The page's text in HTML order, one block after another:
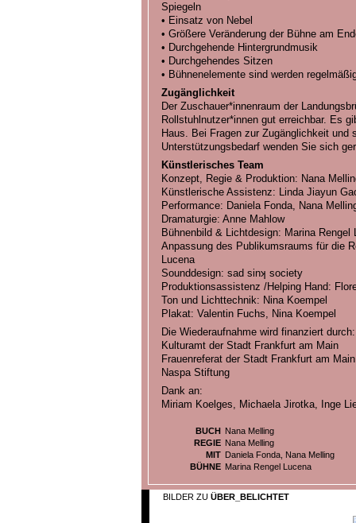
Spiegeln
• Einsatz von Nebel
• Größere Veränderung der Bühne am
• Durchgehende Hintergrundmusik
• Durchgehendes Sitzen
• Bühnenelemente sind werden
Zugänglichkeit
Der Zuschauer*innenraum der
Rollstuhlnutzer*innen gut erreichbar. Es
Haus. Bei Fragen zur Zugänglichkeit und
Unterstützungsbedarf wenden Sie sich
Künstlerisches Team
Konzept, Regie & Produktion: Nana
Künstlerische Assistenz: Linda Jiayun
Performance: Daniela Fonda, Nana
Dramaturgie: Anne Mahlow
Bühnenbild & Lichtdesign: Marina Rengel
Anpassung des Publikumsraums für die
Lucena
Sounddesign: sad sinʞ society
Produktionsassistenz /Helping Hand:
Ton und Lichttechnik: Nina Koempel
Plakat: Valentin Fuchs, Nina Koempel
Die Wiederaufnahme wird finanziert durch:
Kulturamt der Stadt Frankfurt am Main
Frauenreferat der Stadt Frankfurt am Main
Naspa Stiftung
Dank an:
Miriam Koelges, Michaela Jirotka, Inge
BUCH Nana Melling
REGIE Nana Melling
MIT Daniela Fonda, Nana Melling
BÜHNE Marina Rengel Lucena
BILDER ZU ÜBER_BELICHTET